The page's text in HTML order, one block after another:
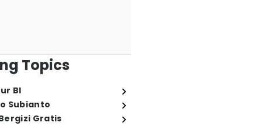
Topics
BI
Subianto
Gratis